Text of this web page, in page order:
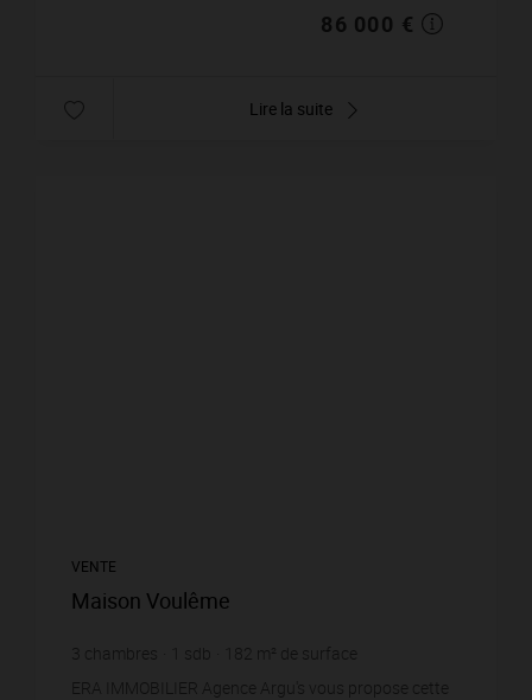
86 000 €
Lire la suite
VENTE
Maison Voulême
3 chambres sdb 182 m² de surface
1 697
m² de terrain 912,09 €
ERA IMMOBILIER Agence Argu's vous propose cette